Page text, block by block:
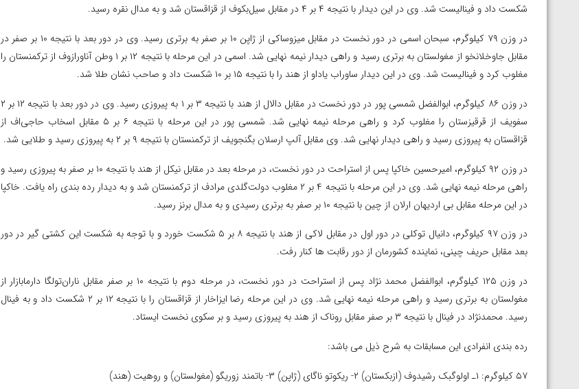
شکست داد و فینالیست شد. وی در این دیدار با نتیجه ۴ بر ۴ در مقابل سیل‌بکوف از قزاقستان شد و به مدال نقره رسید.
در وزن ۷۹ کیلوگرم، سبحان اسمی در دور نخست در مقابل میزوساکی از ژاپن ۱۰ بر صفر به برتری رسید. وی در دور بعد با نتیجه ۱۰ بر صفر در
مقابل جاوخلانخو از مغولستان به برتری رسید و راهی دیدار نیمه نهایی شد. اسمی در این مرحله با نتیجه ۱۲ بر ۱ وطن آناورازوف از ترکمنستان را
مغلوب کرد و فینالیست شد. وی در این دیدار ساوراب یاداو از هند را با نتیجه ۱۵ بر ۱۰ شکست داد و صاحب نشان طلا شد.
در وزن ۸۶ کیلوگرم، ابوالفضل شمسی پور در دور نخست در مقابل دالال از هند با نتیجه ۳ بر ۱ به پیروزی رسید. وی در دور بعد با نتیجه ۱۲ بر ۲
سفویف از قرقیزستان را مغلوب کرد و راهی مرحله نیمه نهایی شد. شمسی پور در این مرحله با نتیجه ۶ بر ۵ مقابل اسخاب حاجی‌اف از
قزاقستان به پیروزی رسید و راهی دیدار نهایی شد. وی مقابل آلپ ارسلان بگنجویف از ترکمنستان با نتیجه ۹ بر ۲ به پیروزی رسید و طلایی شد.
در وزن ۹۲ کیلوگرم، امیرحسین خاکپا پس از استراحت در دور نخست، در مرحله بعد در مقابل نیکل از هند با نتیجه ۱۰ بر صفر به پیروزی رسید و
راهی مرحله نیمه نهایی شد. وی در این مرحله با نتیجه ۴ بر ۲ مغلوب دولت‌گلدی مرادف از ترکمنستان شد و به دیدار رده بندی راه یافت. خاکپا
در این مرحله مقابل بی اردیهان ارلان از چین با نتیجه ۱۰ بر صفر به برتری رسیدی و به مدال برنز رسید.
در وزن ۹۷ کیلوگرم، دانیال توکلی در دور اول در مقابل لاکی از هند با نتیجه ۸ بر ۵ شکست خورد و با توجه به شکست این کشتی گیر در دور
بعد مقابل حریف چینی، نماینده کشورمان از دور رقابت ها کنار رفت.
در وزن ۱۲۵ کیلوگرم، ابوالفضل محمد نژاد پس از استراحت در دور نخست، در مرحله دوم با نتیجه ۱۰ بر صفر مقابل ناران‌تولگا دارمابازار از
مغولستان به برتری رسید و راهی مرحله نیمه نهایی شد. وی در این مرحله رضا ایزاخار از قزاقستان را با نتیجه ۱۲ بر ۲ شکست داد و به فینال
رسید. محمدنژاد در فینال با نتیجه ۳ بر صفر مقابل روناک از هند به پیروزی رسید و بر سکوی نخست ایستاد.
رده بندی انفرادی این مسابقات به شرح ذیل می باشد:
۵۷ کیلوگرم: ۱ـ اولوگبک رشیدوف (ازبکستان) ۲- ریکوتو ناگای (ژاپن) ۳- باتمند زوریگو (مغولستان) و روهیت (هند)